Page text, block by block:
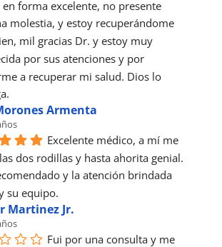
en forma excelente, no presente
molestia, y estoy recuperándome
mil gracias Dr. y estoy muy
por sus atenciones y por
a recuperar mi salud. Dios lo
Armenta
Excelente médico, a mí me
dos rodillas y hasta ahorita genial.
y la atención brindada
su equipo.
Martinez Jr.
Fui por una consulta y me